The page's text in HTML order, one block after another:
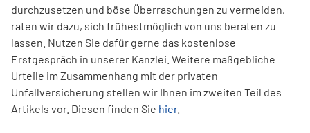
durchzusetzen und böse Überraschungen zu vermeiden,
raten wir dazu, sich frühestmöglich von uns beraten zu
lassen. Nutzen Sie dafür gerne das kostenlose
Erstgespräch in unserer Kanzlei. Weitere maßgebliche
Urteile im Zusammenhang mit der privaten
Unfallversicherung stellen wir Ihnen im zweiten Teil des
Artikels vor. Diesen finden Sie hier.